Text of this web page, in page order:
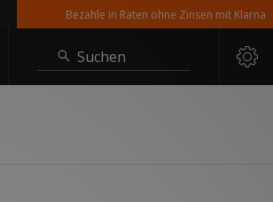
Bezahle in Raten ohne Zinsen mit Klarna
Suchen